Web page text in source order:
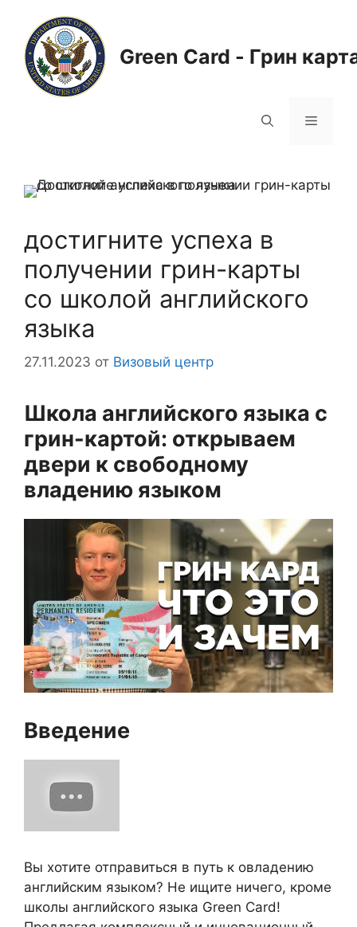
содержимому
Green Card - Грин
Меню
достигните успеха в
получении грин-карты
со школой английского
языка
27.11.2023 от Визовый центр
Школа английского языка с
грин-картой: открываем
двери к свободному
владению языком
Введение
Вы хотите отправиться в путь к овладению
английским языком? Не ищите ничего, кроме
школы английского языка Green Card!